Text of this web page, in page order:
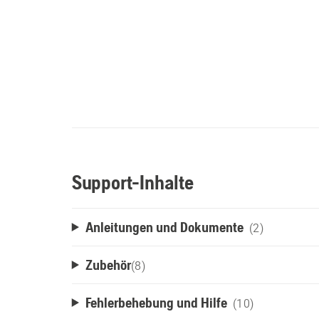
Support-Inhalte
Anleitungen und Dokumente (2)
Zubehör(8)
Fehlerbehebung und Hilfe (10)